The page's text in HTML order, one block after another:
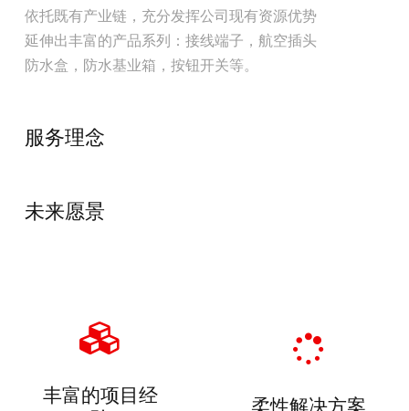
依托既有产业链，充分发挥公司现有资源优势
延伸出丰富的产品系列：接线端子，航空插头
防水盒，防水基业箱，按钮开关等。
服务理念
未来愿景
丰富的项目经
柔性解决方案